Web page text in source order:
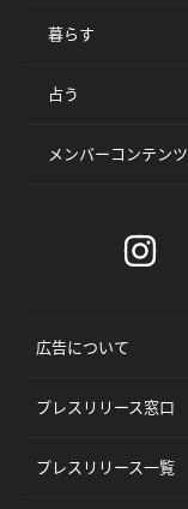
暮らす
占う
メンバーコンテンツ
広告について
プレスリリース窓口
プレスリリース一覧